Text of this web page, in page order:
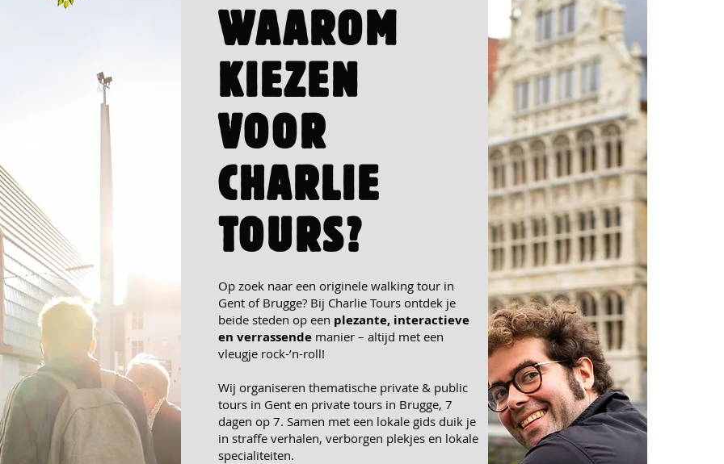
WAAROM
KIEZEN
VOOR
CHARLIE
TOURS?
Op zoek naar een originele walking tour in
Gent of Brugge? Bij Charlie Toursontdek je
beide steden op een plezante, interactieve
en verrassendemanier – altijd met een
vleugje rock-’n-roll!
Wij organiseren thematische private & public
tours in Gent en private tours in Brugge, 7
dagen op 7. Samen met een lokale gidsduik je
in straffe verhalen, verborgen plekjes en lokale
specialiteiten.